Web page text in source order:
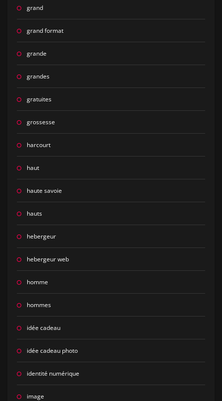
grand
grand format
grande
grandes
gratuites
grossesse
harcourt
haut
haute savoie
hauts
hebergeur
hebergeur web
homme
hommes
idée cadeau
idée cadeau photo
identité numérique
image